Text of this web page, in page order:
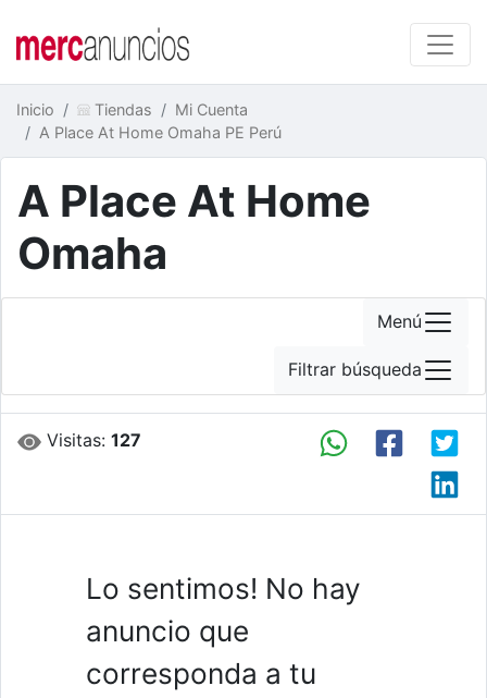
Inicio Tiendas
Mi Cuenta
A Place At Home Omaha PE Perú
A Place At Home
Omaha
Visitas:127
Lo sentimos! No hay
anuncio que
corresponda a tu
Menú
Filtrar búsqueda